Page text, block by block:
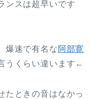
ンスは超早いです
爆速で有名な 阿部寛
うくらい違います←
ときの音はなかっ